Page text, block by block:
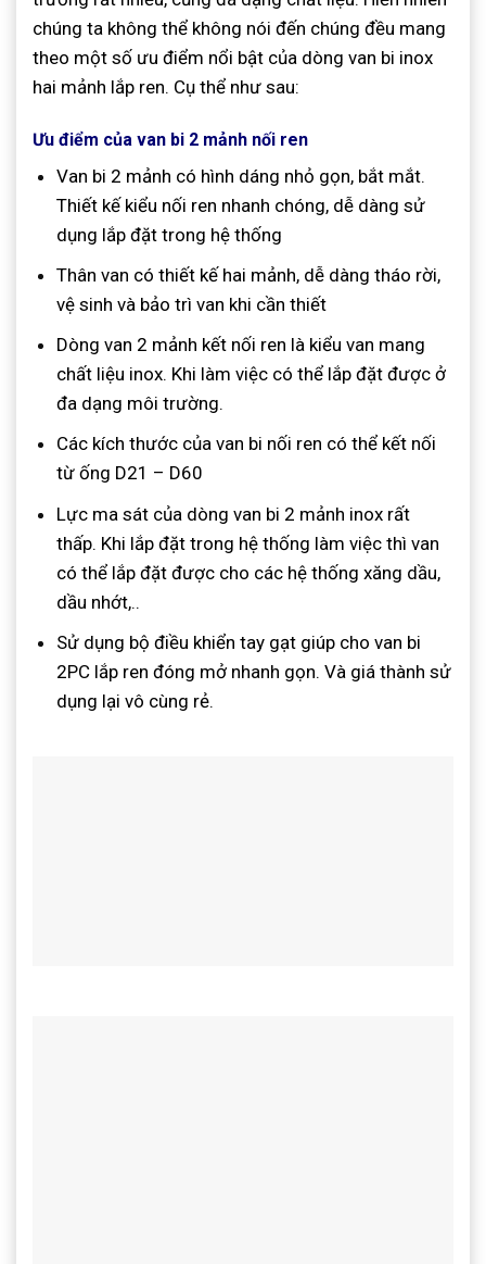
chúng ta không thể không nói đến chúng đều mang
theo một số ưu điểm nổi bật của dòng van bi inox
hai mảnh lắp ren. Cụ thể như sau:
Ưu điểm của van bi 2 mảnh nối ren
Van bi 2 mảnh có hình dáng nhỏ gọn, bắt mắt.
Thiết kế kiểu nối ren nhanh chóng, dễ dàng sử
dụng lắp đặt trong hệ thống
Thân van có thiết kế hai mảnh, dễ dàng tháo rời,
vệ sinh và bảo trì van khi cần thiết
Dòng van 2 mảnh kết nối ren là kiểu van mang
chất liệu inox. Khi làm việc có thể lắp đặt được ở
đa dạng môi trường.
Các kích thước của van bi nối ren có thể kết nối
từ ống D21 – D60
Lực ma sát của dòng van bi 2 mảnh inox rất
thấp. Khi lắp đặt trong hệ thống làm việc thì van
có thể lắp đặt được cho các hệ thống xăng dầu,
dầu nhớt,..
Sử dụng bộ điều khiển tay gạt giúp cho van bi
2PC lắp ren đóng mở nhanh gọn. Và giá thành sử
dụng lại vô cùng rẻ.